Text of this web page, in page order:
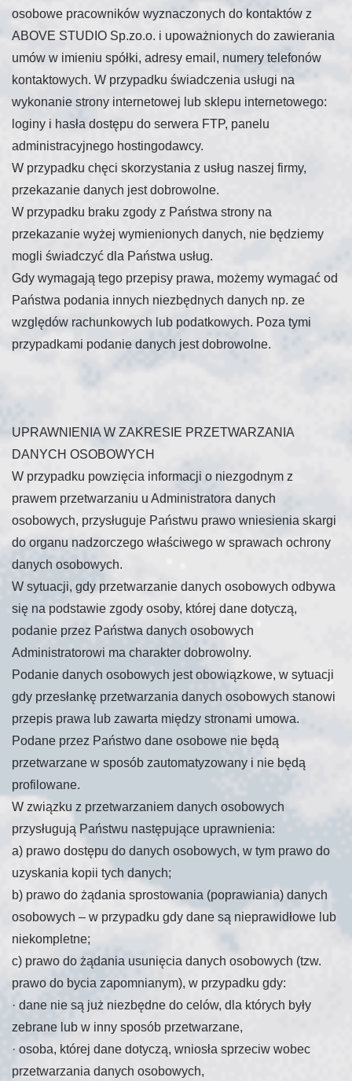
osobowe pracowników wyznaczonych do kontaktów z
ABOVE STUDIO Sp.zo.o. i upoważnionych do zawierania
umów w imieniu spółki, adresy email, numery telefonów
kontaktowych. W przypadku świadczenia usługi na
wykonanie strony internetowej lub sklepu internetowego:
loginy i hasła dostępu do serwera FTP, panelu
administracyjnego hostingodawcy.
W przypadku chęci skorzystania z usług naszej firmy,
przekazanie danych jest dobrowolne.
W przypadku braku zgody z Państwa strony na
przekazanie wyżej wymienionych danych, nie będziemy
mogli świadczyć dla Państwa usług.
Gdy wymagają tego przepisy prawa, możemy wymagać od
Państwa podania innych niezbędnych danych np. ze
względów rachunkowych lub podatkowych. Poza tymi
przypadkami podanie danych jest dobrowolne.
UPRAWNIENIA W ZAKRESIE PRZETWARZANIA
DANYCH OSOBOWYCH
W przypadku powzięcia informacji o niezgodnym z
prawem przetwarzaniu u Administratora danych
osobowych, przysługuje Państwu prawo wniesienia skargi
do organu nadzorczego właściwego w sprawach ochrony
danych osobowych.
W sytuacji, gdy przetwarzanie danych osobowych odbywa
się na podstawie zgody osoby, której dane dotyczą,
podanie przez Państwa danych osobowych
Administratorowi ma charakter dobrowolny.
Podanie danych osobowych jest obowiązkowe, w sytuacji
gdy przesłankę przetwarzania danych osobowych stanowi
przepis prawa lub zawarta między stronami umowa.
Podane przez Państwo dane osobowe nie będą
przetwarzane w sposób zautomatyzowany i nie będą
profilowane.
W związku z przetwarzaniem danych osobowych
przysługują Państwu następujące uprawnienia:
a) prawo dostępu do danych osobowych, w tym prawo do
uzyskania kopii tych danych;
b) prawo do żądania sprostowania (poprawiania) danych
osobowych – w przypadku gdy dane są nieprawidłowe lub
niekompletne;
c) prawo do żądania usunięcia danych osobowych (tzw.
prawo do bycia zapomnianym), w przypadku gdy:
· dane nie są już niezbędne do celów, dla których były
zebrane lub w inny sposób przetwarzane,
· osoba, której dane dotyczą, wniosła sprzeciw wobec
przetwarzania danych osobowych,